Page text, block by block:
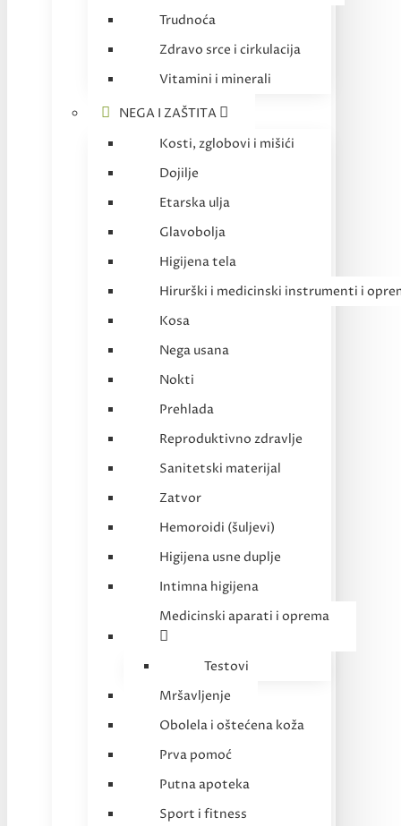
Trudnoća
Zdravo srce i cirkulacija
Vitamini i minerali
NEGA I ZAŠTITA
Kosti, zglobovi i mišići
Dojilje
Etarska ulja
Glavobolja
Higijena tela
Hirurški i medicinski instrumenti i
Kosa
Nega usana
Nokti
Prehlada
Reproduktivno zdravlje
Sanitetski materijal
Zatvor
Hemoroidi (šuljevi)
Higijena usne duplje
Intimna higijena
Medicinski aparati i oprema
Testovi
Mršavljenje
Obolela i oštećena koža
Prva pomoć
Putna apoteka
Sport i fitness